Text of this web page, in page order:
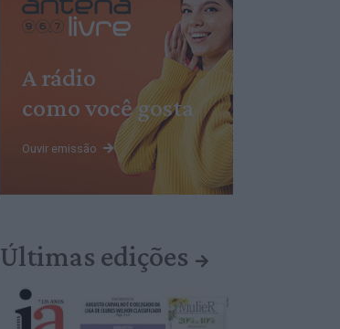
A rádio
como você gosta
Ouvir emissão
Últimas edições